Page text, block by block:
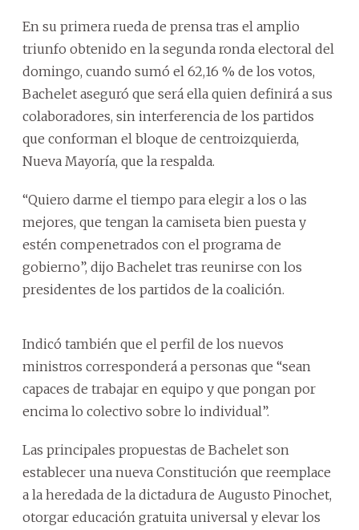
En su primera rueda de prensa tras el amplio
triunfo obtenido en la segunda ronda electoral del
domingo, cuando sumó el 62,16 % de los votos,
Bachelet aseguró que será ella quien definirá a sus
colaboradores, sin interferencia de los partidos
que conforman el bloque de centroizquierda,
Nueva Mayoría, que la respalda.
“Quiero darme el tiempo para elegir a los o las
mejores, que tengan la camiseta bien puesta y
estén compenetrados con el programa de
gobierno”, dijo Bachelet tras reunirse con los
presidentes de los partidos de la coalición.
Indicó también que el perfil de los nuevos
ministros corresponderá a personas que “sean
capaces de trabajar en equipo y que pongan por
encima lo colectivo sobre lo individual”.
Las principales propuestas de Bachelet son
establecer una nueva Constitución que reemplace
a la heredada de la dictadura de Augusto Pinochet,
otorgar educación gratuita universal y elevar los